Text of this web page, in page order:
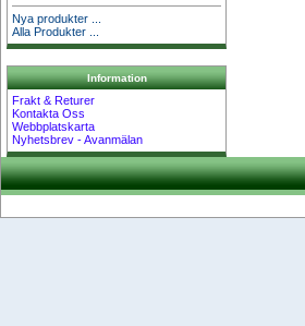
Nya produkter ...
Alla Produkter ...
Information
Frakt & Returer
Kontakta Oss
Webbplatskarta
Nyhetsbrev - Avanmälan